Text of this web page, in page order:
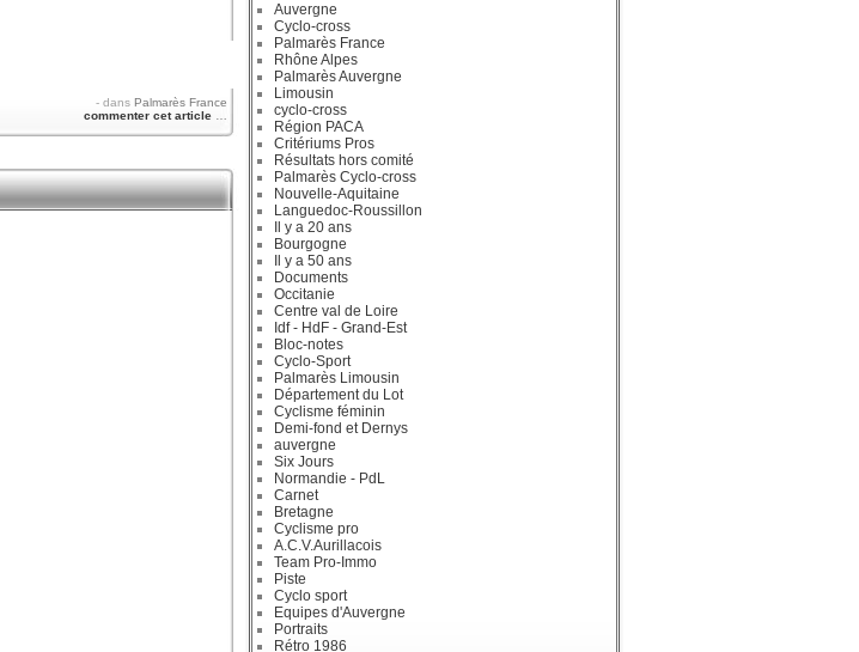
- dans Palmarès France
commenter cet article
Auvergne
Cyclo-cross
Palmarès France
Rhône Alpes
Palmarès Auvergne
Limousin
cyclo-cross
Région PACA
Critériums Pros
Résultats hors comité
Palmarès Cyclo-cross
Nouvelle-Aquitaine
Languedoc-Roussillon
Il y a 20 ans
Bourgogne
Il y a 50 ans
Documents
Occitanie
Centre val de Loire
Idf - HdF - Grand-Est
Bloc-notes
Cyclo-Sport
Palmarès Limousin
Département du Lot
Cyclisme féminin
Demi-fond et Dernys
auvergne
Six Jours
Normandie - PdL
Carnet
Bretagne
Cyclisme pro
A.C.V.Aurillacois
Team Pro-Immo
Piste
Cyclo sport
Equipes d'Auvergne
Portraits
Rétro 1986